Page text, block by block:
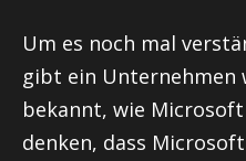
Um es noch mal
gibt ein Unternehmen
bekannt, wie
denken, dass